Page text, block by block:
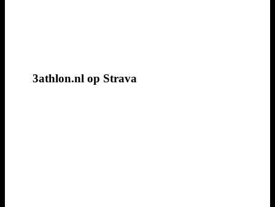
3athlon.nl op Strava